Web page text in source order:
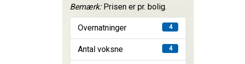
Bemærk: Prisen er pr. bolig.
Overnatninger 4
Antal voksne 4